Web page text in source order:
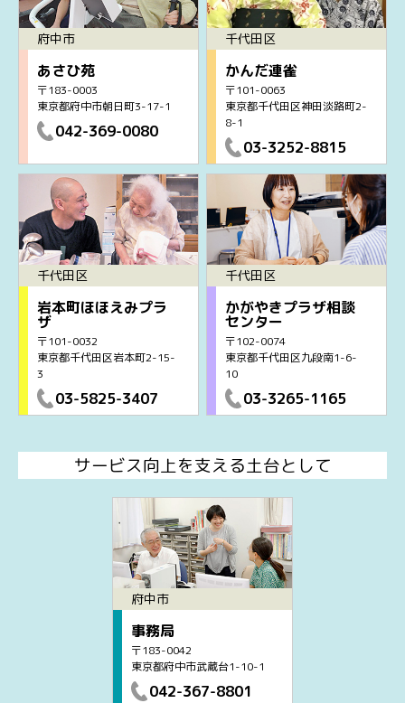
府中市
あさひ苑
〒183-0003
東京都府中市朝日町3-17-1
042-369-0080
千代田区
かんだ連雀
〒101-0063
東京都千代田区神田淡路町2-
8-1
03-3252-8815
千代田区
岩本町ほほえみプラ
ザ
〒101-0032
東京都千代田区岩本町2-15-
3
03-5825-3407
千代田区
かがやきプラザ相談
センター
〒102-0074
東京都千代田区九段南1-6-
10
03-3265-1165
サービス向上を支える土台として
府中市
事務局
〒183-0042
東京都府中市武蔵台1-10-1
042-367-8801